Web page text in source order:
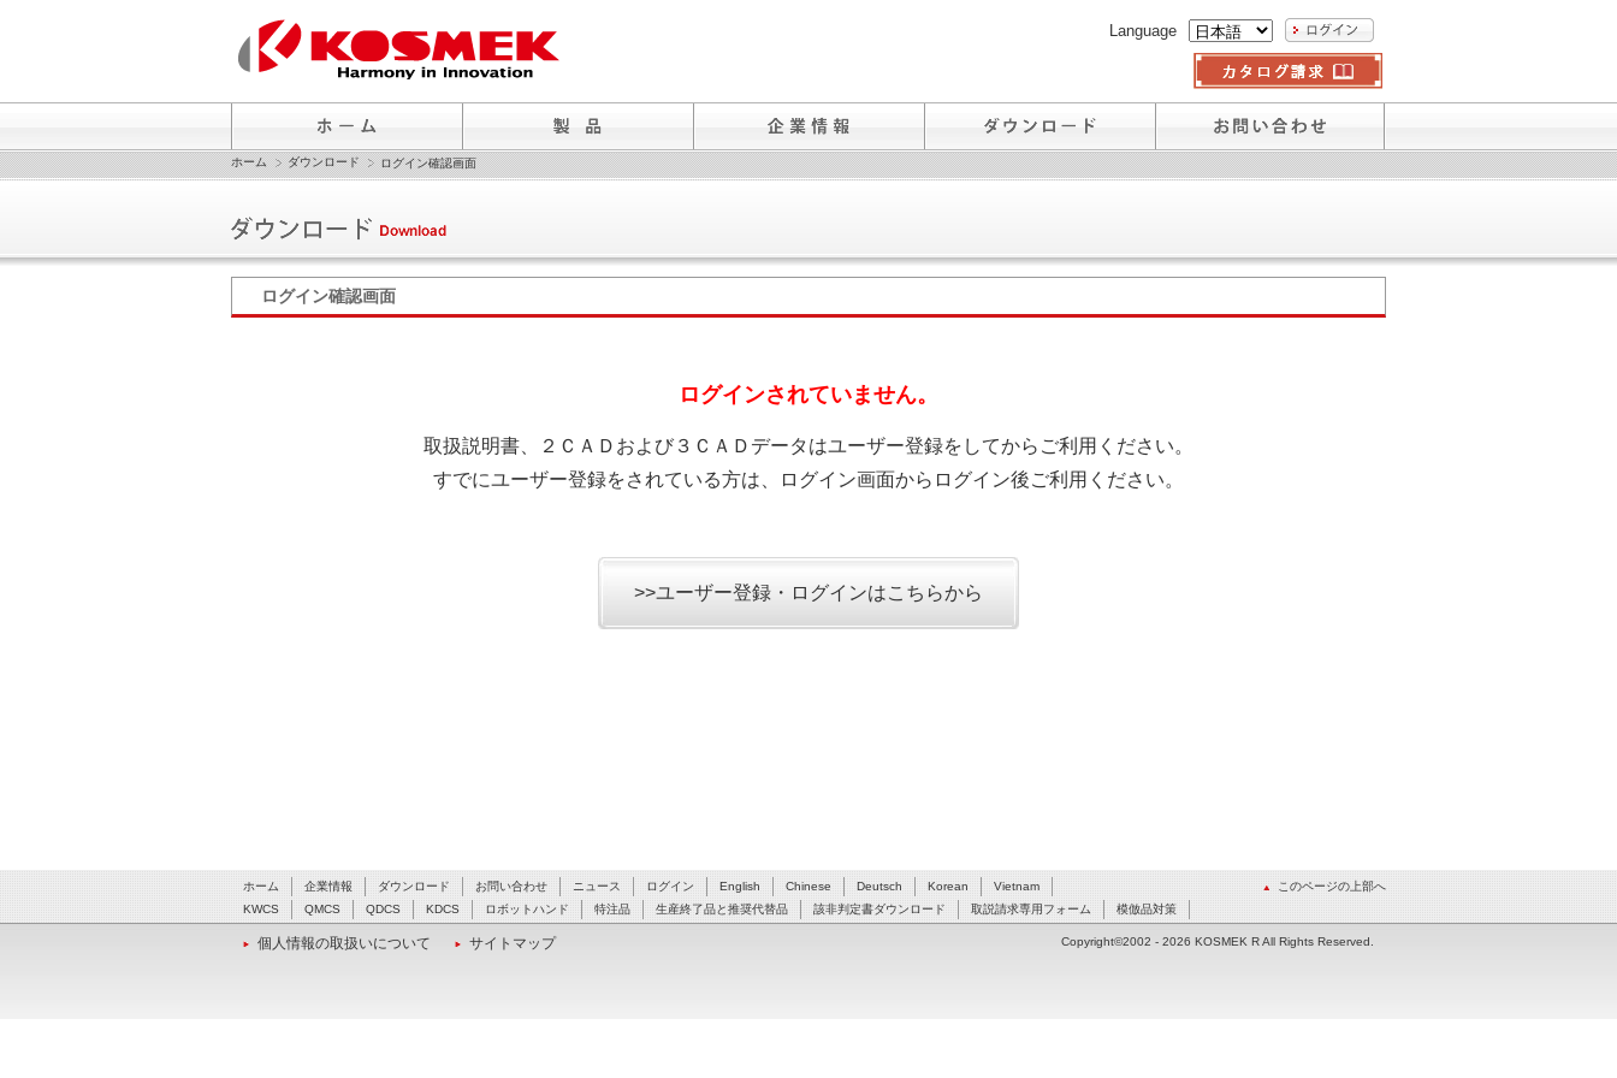
Language
ホーム ダウンロード ログイン確認画面
ログイン確認画面
ログインされていません。
取扱説明書、２ＣＡＤおよび３ＣＡＤデータはユーザー登録をしてからご利用ください。
すでにユーザー登録をされている方は、ログイン画面からログイン後ご利用ください。
>>ユーザー登録・ログインはこちらから
このページの上部へ
ホーム 企業情報 ダウンロード お問い合わせ ニュース ログイン English Chinese Deutsch Korean
Vietnam
KWCS
QMCS QDCS KDCS ロボットハンド 特注品 生産終了品と推奨代替品 該非判定書ダウンロード 取説請求専用フォーム 模倣品対策
個人情報の取扱いについて サイトマップ Copyright©2002 - 2026 KOSMEK R All Rights Reserved.